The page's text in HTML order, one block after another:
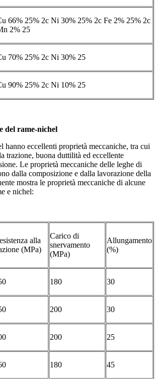
66% 25% 2c Ni 30% 25% 2c Fe 2% 25% 2c
2% 25
70% 25% 2c Ni 30% 25
90% 25% 2c Ni 10% 25
del rame-nichel
hanno eccellenti proprietà meccaniche, tra cui
trazione, buona duttilità ed eccellente
Le proprietà meccaniche delle leghe di
dalla composizione e dalla lavorazione della
mostra le proprietà meccaniche di alcune
e nichel:
alla
(MPa)
Carico di
snervamento
(MPa)
Allungamento
(%)
180 30
200 30
200 25
180 45